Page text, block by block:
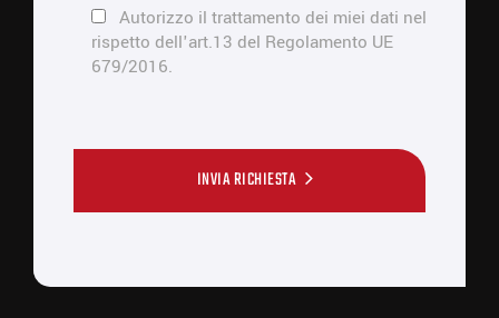
Autorizzo il trattamento dei miei dati nel
rispetto dell'art.13 del Regolamento UE
679/2016.
INVIA RICHIESTA